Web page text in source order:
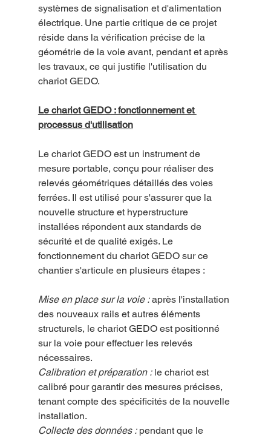
systèmes de signalisation et d'alimentation
électrique. Une partie critique de ce projet
réside dans la vérification précise de la
géométrie de la voie avant, pendant et après
les travaux, ce qui justifie l'utilisation du
chariot GEDO.
Le chariot GEDO : fonctionnement et
processus d'utilisation
Le chariot GEDO est un instrument de
mesure portable, conçu pour réaliser des
relevés géométriques détaillés des voies
ferrées. Il est utilisé pour s'assurer que la
nouvelle structure et hyperstructure
installées répondent aux standards de
sécurité et de qualité exigés. Le
fonctionnement du chariot GEDO sur ce
chantier s'articule en plusieurs étapes :
Mise en place sur la voie : après l'installation
des nouveaux rails et autres éléments
structurels, le chariot GEDO est positionné
sur la voie pour effectuer les relevés
nécessaires.
Calibration et préparation : le chariot est
calibré pour garantir des mesures précises,
tenant compte des spécificités de la nouvelle
installation.
Collecte des données : pendant que le